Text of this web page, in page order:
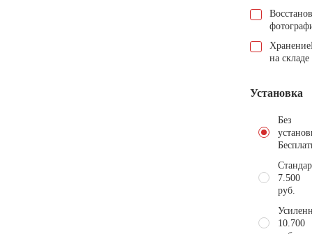
Хранение
на складе
Установка
Без
7.500
руб.
10.700